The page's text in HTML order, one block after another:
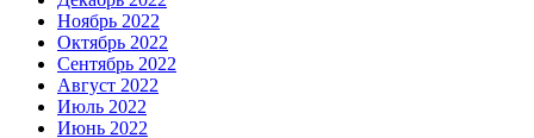
Ноябрь 2022
Октябрь 2022
Сентябрь 2022
Август 2022
Июль 2022
Июнь 2022